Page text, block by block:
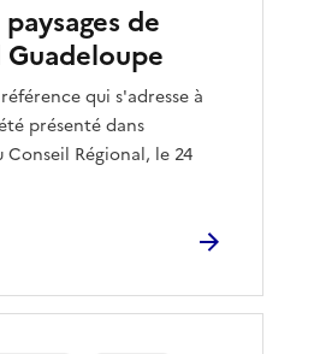
de
Guadeloupe
qui s'adresse à
présenté dans
Régional, le 24